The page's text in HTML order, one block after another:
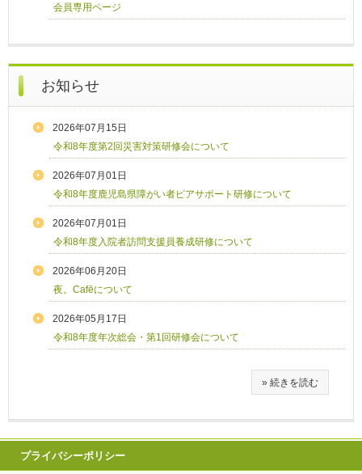
会員専用ページ
お知らせ
2026年07月15日
令和8年度第2回災害対策研修会について
2026年07月01日
令和8年度鹿児島県障がい者ピアサポート研修について
2026年07月01日
令和8年度入院者訪問支援員養成研修について
2026年06月20日
夜。Cafēについて
2026年05月17日
令和8年度年次総会・第1回研修会について
» 続きを読む
プライバシーポリシー